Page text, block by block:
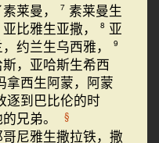
莱曼，
7 素莱曼生
比雅生亚撒，
8 亚
约兰生乌西雅，
9
，亚哈斯生希西
拿西生阿蒙，阿蒙
逐到巴比伦的时
兄弟。
§
尼雅生撒拉铁，撒